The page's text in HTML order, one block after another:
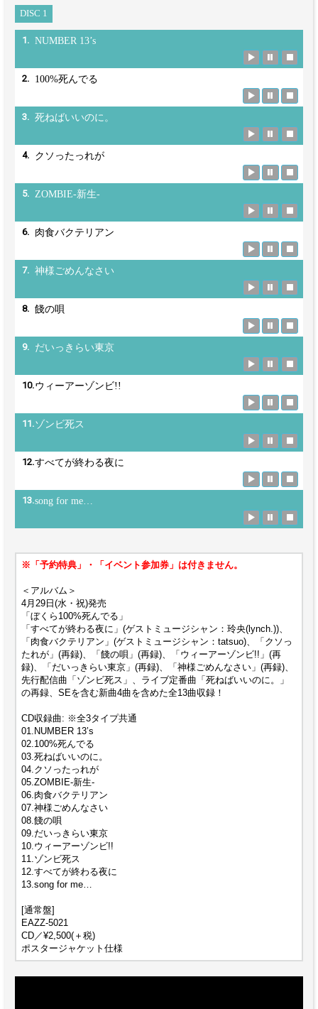
DISC 1
1. NUMBER 13’s
2. 100%死んでる
3. 死ねばいいのに。
4. クソったっれが
5. ZOMBIE-新生-
6. 肉食バクテリアン
7. 神様ごめんなさい
8. 餞の唄
9. だいっきらい東京
10.ウィーアーゾンビ!!
11.ゾンビ死ス
12.すべてが終わる夜に
13.song for me…
※「予約特典」・「イベント参加券」は付きません。
＜アルバム＞
4月29日(水・祝)発売
「ぼくら100%死んでる」
「すべてが終わる夜に」(ゲストミュージシャン：玲央(lynch.))、
「肉食バクテリアン」(ゲストミュージシャン：tatsuo)、「クソっ
たれが」(再録)、「餞の唄」(再録)、「ウィーアーゾンビ!!」(再
録)、「だいっきらい東京」(再録)、「神様ごめんなさい」(再録)、
先行配信曲「ゾンビ死ス」、ライブ定番曲「死ねばいいのに。」
の再録、SEを含む新曲4曲を含めた全13曲収録！
CD収録曲: ※全3タイプ共通
01.NUMBER 13’s
02.100%死んでる
03.死ねばいいのに。
04.クソったっれが
05.ZOMBIE-新生-
06.肉食バクテリアン
07.神様ごめんなさい
08.餞の唄
09.だいっきらい東京
10.ウィーアーゾンビ!!
11.ゾンビ死ス
12.すべてが終わる夜に
13.song for me…
[通常盤]
EAZZ-5021
CD／¥2,500(＋税)
ポスタージャケット仕様